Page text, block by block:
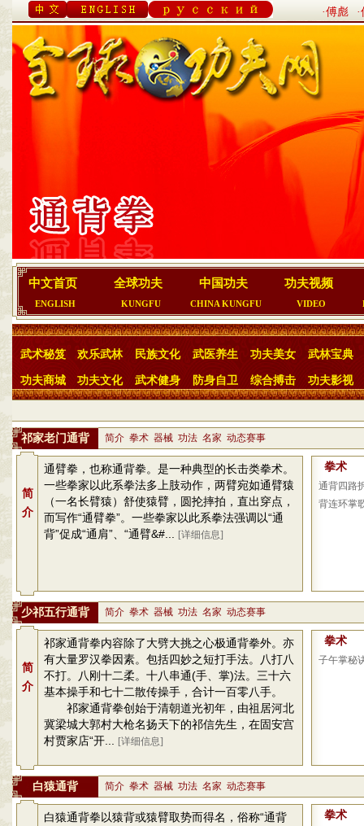
·傅彪
中文首页
ENGLISH
全球功夫
KUNGFU
中国功夫
CHINA KUNGFU
功夫视频
VIDEO
武术秘笈 欢乐武林 民族文化 武医养生 功夫美女 武林宝典
功夫商城 功夫文化 武术健身 防身自卫 综合搏击 功夫影视
祁家老门通背 简介 拳术 器械 功法 名家 动态赛事
简
介
通臂拳，也称通背拳。是一种典型的长击类拳术。
一些拳家以此系拳法多上肢动作，两臂宛如通臂猿
（一名长臂猿）舒使猿臂，圆抡摔拍，直出穿点，
而写作“通臂拳”。一些拳家以此系拳法强调以“通
背”促成“通肩”、“通臂&#...
[详细信息]
拳术
通背四路
背连环掌
少祁五行通背 简介 拳术 器械 功法 名家 动态赛事
简
介
祁家通背拳内容除了大劈大挑之心极通背拳外。亦
有大量罗汉拳因素。包括四妙之短打手法。八打八
不打。八刚十二柔。十八串通(手、掌)法。三十六
基本操手和七十二散传操手，合计一百零八手。
祁家通背拳创始于清朝道光初年，由祖居河北
冀梁城大郭村大枪名扬天下的祁信先生，在固安宫
村贾家店“开...
[详细信息]
拳术
子午掌秘
白猿通背 简介 拳术 器械 功法 名家 动态赛事
白猿通背拳以猿背或猿臂取势而得名，俗称“通背
拳术